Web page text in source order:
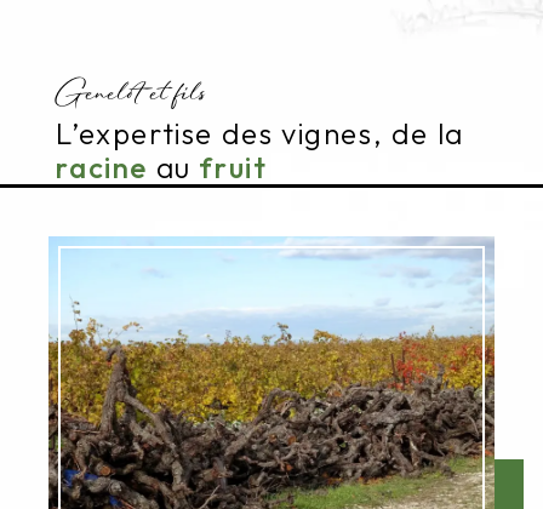
Genelot et fils
L’expertise des vignes, de la
racine au fruit